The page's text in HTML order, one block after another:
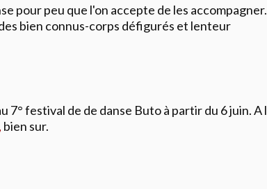
pour peu que l'on accepte de les accompagner.
bien connus-corps défigurés et lenteur
7° festival de de danse Buto à partir du 6 juin. A l
, bien sur.